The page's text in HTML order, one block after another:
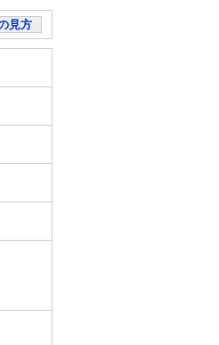
見方